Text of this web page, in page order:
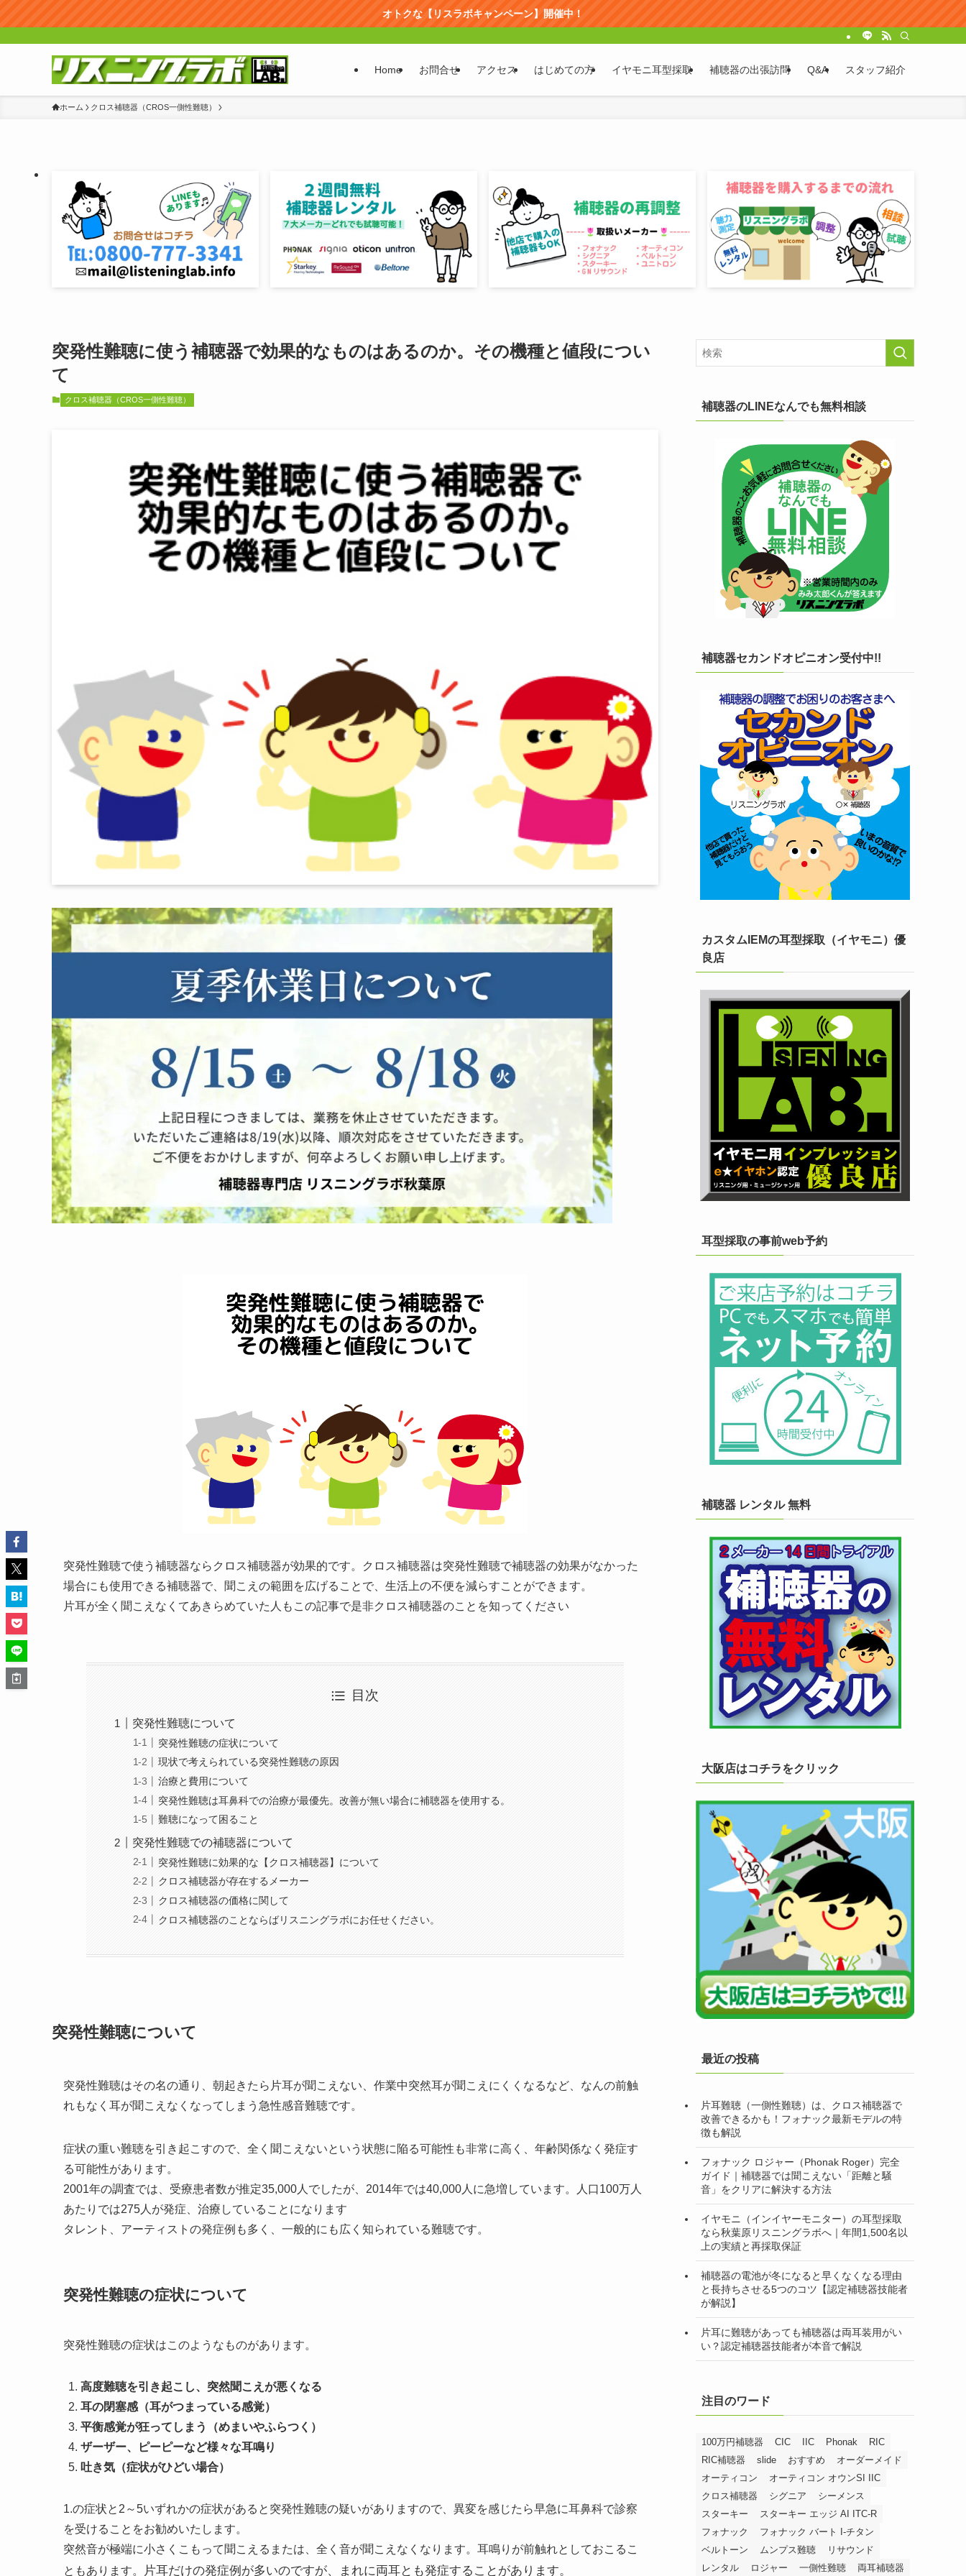
オトクな【リスラボキャンペーン】開催中！
Home お問合せ アクセス はじめての方 イヤモニ耳型採取 補聴器の出張訪問 Q&A スタッフ紹介
ホーム クロス補聴器（CROS一側性難聴）
突発性難聴に使う補聴器で効果的なものはあるのか。その機種と値段につい
て
クロス補聴器（CROS一側性難聴）
突発性難聴で使う補聴器ならクロス補聴器が効果的です。クロス補聴器は突発性難聴で補聴器の効果がなかった
場合にも使用できる補聴器で、聞こえの範囲を広げることで、生活上の不便を減らすことができます。
片耳が全く聞こえなくてあきらめていた人もこの記事で是非クロス補聴器のことを知ってください
目次
突発性難聴について
突発性難聴の症状について
現状で考えられている突発性難聴の原因
治療と費用について
突発性難聴は耳鼻科での治療が最優先。改善が無い場合に補聴器を使用する。
難聴になって困ること
突発性難聴での補聴器について
突発性難聴に効果的な【クロス補聴器】について
クロス補聴器が存在するメーカー
クロス補聴器の価格に関して
クロス補聴器のことならばリスニングラボにお任せください。
突発性難聴について
突発性難聴はその名の通り、朝起きたら片耳が聞こえない、作業中突然耳が聞こえにくくなるなど、なんの前触
れもなく耳が聞こえなくなってしまう急性感音難聴です。
症状の重い難聴を引き起こすので、全く聞こえないという状態に陥る可能性も非常に高く、年齢関係なく発症す
る可能性があります。
2001年の調査では、受療患者数が推定35,000人でしたが、2014年では40,000人に急増しています。人口100万人
あたりでは275人が発症、治療していることになります
タレント、アーティストの発症例も多く、一般的にも広く知られている難聴です。
突発性難聴の症状について
突発性難聴の症状はこのようなものがあります。
高度難聴を引き起こし、突然聞こえが悪くなる
耳の閉塞感（耳がつまっている感覚）
平衡感覚が狂ってしまう（めまいやふらつく）
ザーザー、ピーピーなど様々な耳鳴り
吐き気（症状がひどい場合）
1.の症状と2～5いずれかの症状があると突発性難聴の疑いがありますので、異変を感じたら早急に耳鼻科で診察
を受けることをお勧めいたします。
突然音が極端に小さくこもって聞こえるまたは、全く音が聞こえなくなります。耳鳴りが前触れとしておこるこ
ともあります。
片耳だけの発症例が多いのですが、 まれに両耳とも発症することがあります。
補聴器のLINEなんでも無料相談
補聴器セカンドオピニオン受付中!!
カスタムIEMの耳型採取（イヤモニ）優
良店
耳型採取の事前web予約
補聴器 レンタル 無料
大阪店はコチラをクリック
最近の投稿
片耳難聴（一側性難聴）は、クロス補聴器で
改善できるかも！フォナック最新モデルの特
徴も解説
フォナック ロジャー（Phonak Roger）完全
ガイド｜補聴器では聞こえない「距離と騒
音」をクリアに解決する方法
イヤモニ（インイヤーモニター）の耳型採取
なら秋葉原リスニングラボへ｜年間1,500名以
上の実績と再採取保証
補聴器の電池が冬になると早くなくなる理由
と長持ちさせる5つのコツ【認定補聴器技能者
が解説】
片耳に難聴があっても補聴器は両耳装用がい
い？認定補聴器技能者が本音で解説
注目のワード
100万円補聴器 CIC IIC Phonak
RIC
RIC補聴器
slide おすすめ
オーダーメイド
オーティコン
オーティコン オウンSI IIC
クロス補聴器
シグニア
シーメンス
スターキー
スターキー エッジ AI ITC-R
フォナック
フォナック バート I-チタン
ベルトーン
ムンプス難聴
リサウンド
レンタル
ロジャー 一側性難聴 両耳補聴器